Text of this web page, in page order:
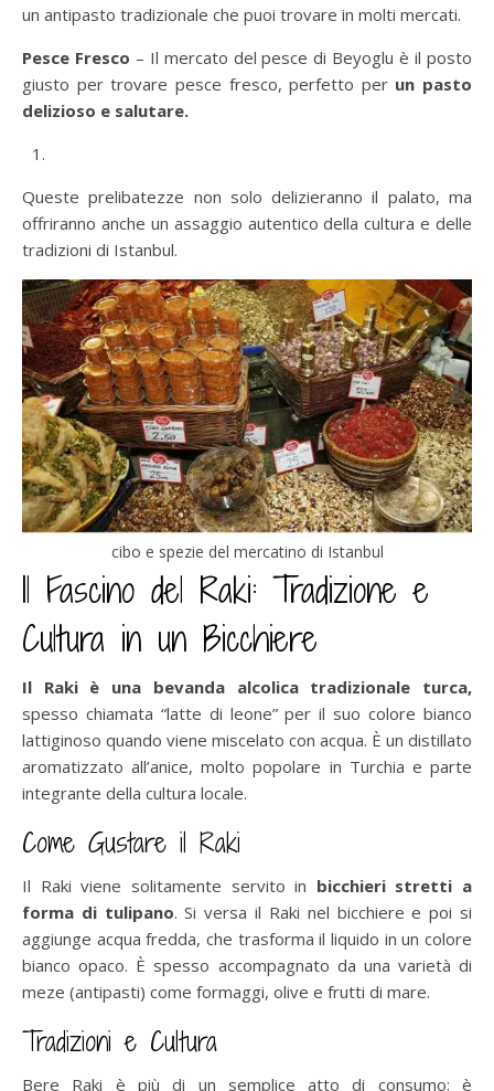
un antipasto tradizionale che puoi trovare in molti mercati.
Pesce Fresco – Il mercato del pesce di Beyoglu è il posto
giusto per trovare pesce fresco, perfetto per un pasto
delizioso e salutare.
Queste prelibatezze non solo delizieranno il palato, ma
offriranno anche un assaggio autentico della cultura e delle
tradizioni di Istanbul.
cibo e spezie del mercatino di Istanbul
Il Fascino del Raki: Tradizione e
Cultura in un Bicchiere
Il Raki è una bevanda alcolica tradizionale turca,
spesso chiamata “latte di leone” per il suo colore bianco
lattiginoso quando viene miscelato con acqua. È un distillato
aromatizzato all’anice, molto popolare in Turchia e parte
integrante della cultura locale.
Come Gustare il Raki
Il Raki viene solitamente servito in bicchieri stretti a
forma di tulipano. Si versa il Raki nel bicchiere e poi si
aggiunge acqua fredda, che trasforma il liquido in un colore
bianco opaco. È spesso accompagnato da una varietà di
meze (antipasti) come formaggi, olive e frutti di mare.
Tradizioni e Cultura
Bere Raki è più di un semplice atto di consumo; è